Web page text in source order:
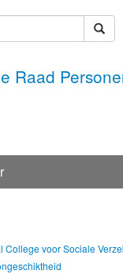
Raad
College voor Sociale